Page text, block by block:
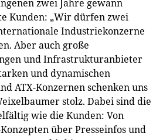
zwei Jahre gewann
Kunden: „Wir dürfen zwei
Industriekonzerne
Aber auch große
und Infrastrukturanbieter
und dynamischen
ATX-Konzernen schenken uns
stolz. Dabei sind die
wie die Kunden: Von
über Presseinfos und